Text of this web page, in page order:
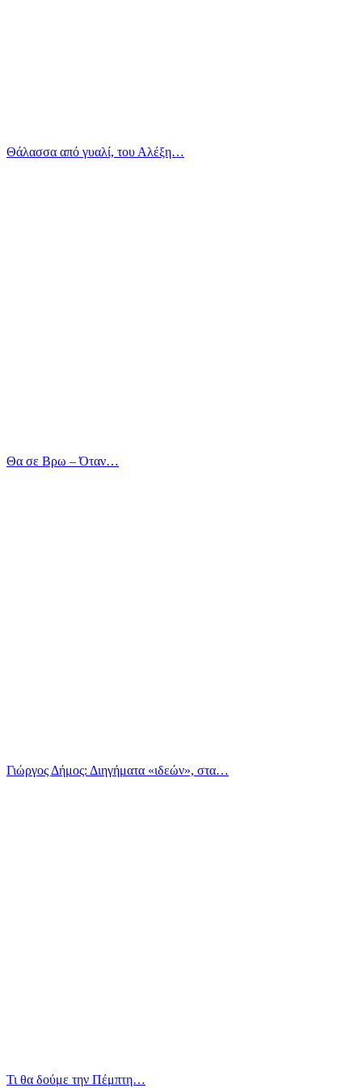
Θάλασσα από γυαλί, του Αλέξη…
Θα σε Βρω – Όταν…
Γιώργος Δήμος: Διηγήματα «ιδεών», στα…
Τι θα δούμε την Πέμπτη…